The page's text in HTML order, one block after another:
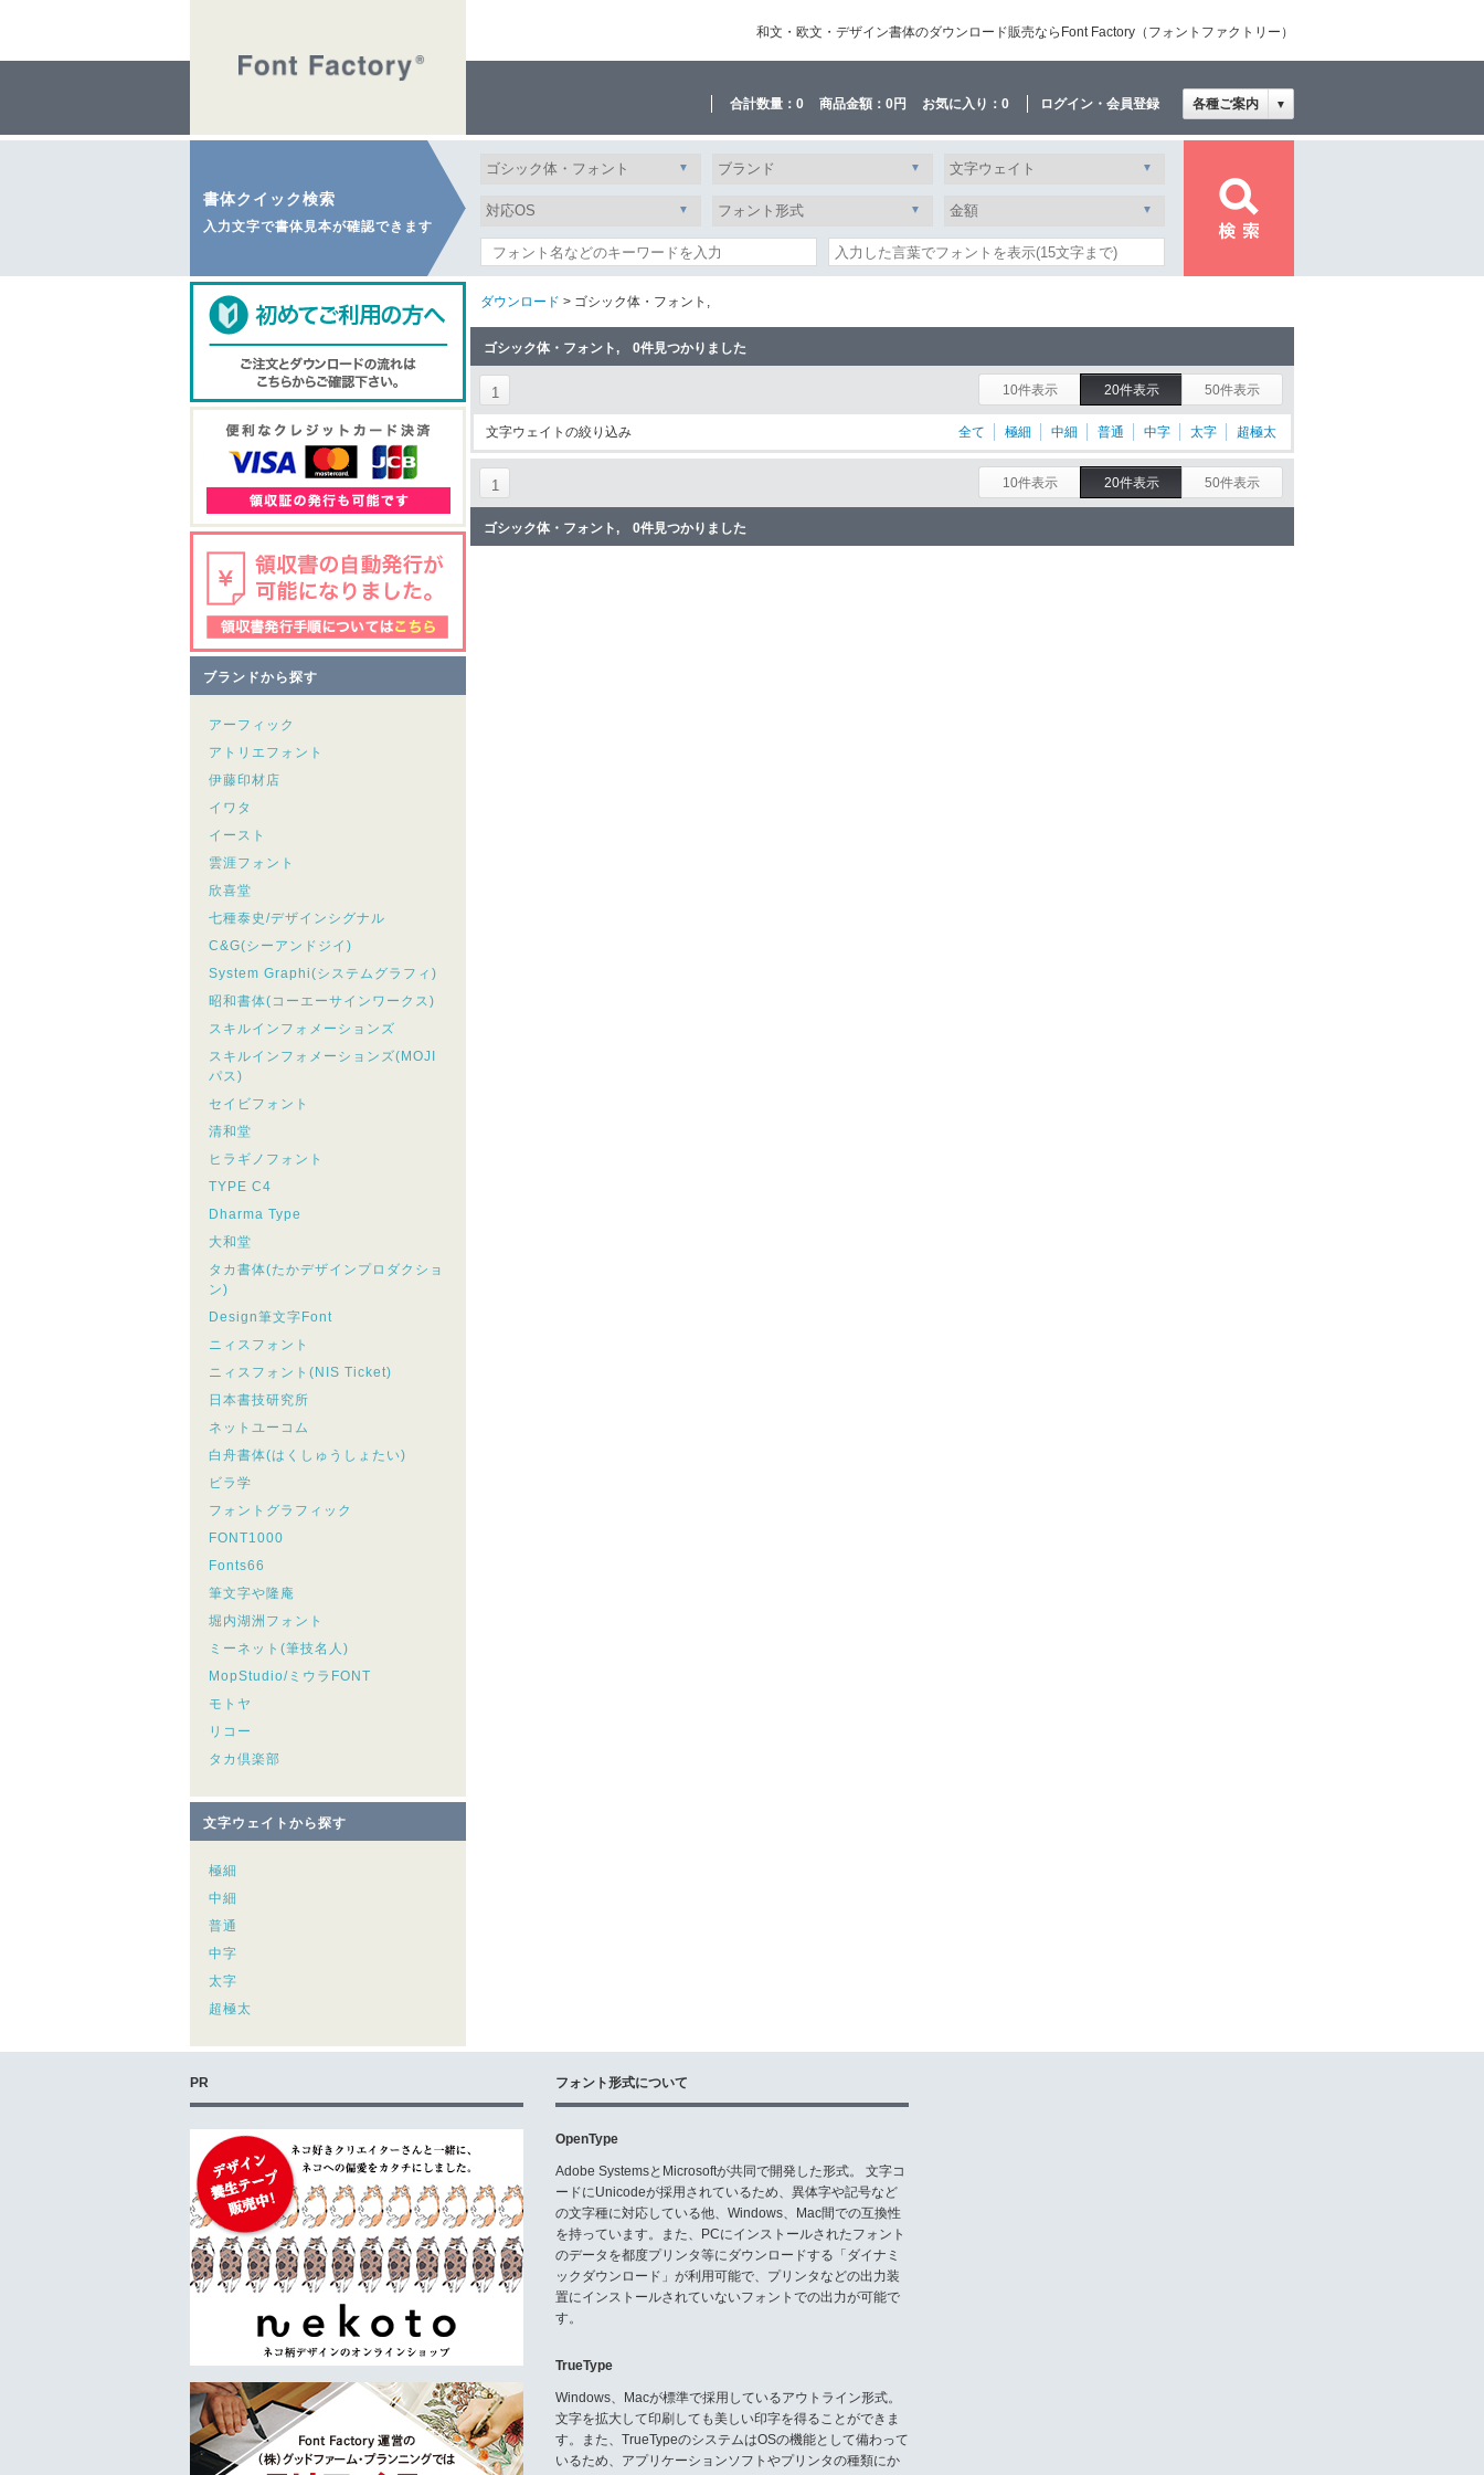
和文・欧文・デザイン書体のダウンロード販売ならFont Factory（フォントファクトリー）
合計数量： 0 商品金額： 0円 お気に入り： 0 ログイン・会員登録 各種ご案内 ▼
書体クイック検索
入力文字で書体見本が確認できます
ブランドから探す
アーフィック
アトリエフォント
伊藤印材店
イワタ
イースト
雲涯フォント
欣喜堂
七種泰史/デザインシグナル
C&G(シーアンドジイ)
System Graphi(システムグラフィ)
昭和書体(コーエーサインワークス)
スキルインフォメーションズ
スキルインフォメーションズ(MOJI
パス)
セイビフォント
清和堂
ヒラギノフォント
TYPE C4
Dharma Type
大和堂
タカ書体(たかデザインプロダクショ
ン)
Design筆文字Font
ニィスフォント
ニィスフォント(NIS Ticket)
日本書技研究所
ネットユーコム
白舟書体(はくしゅうしょたい)
ビラ学
フォントグラフィック
FONT1000
Fonts66
筆文字や隆庵
堀内湖洲フォント
ミーネット(筆技名人)
MopStudio/ミウラFONT
モトヤ
リコー
タカ倶楽部
文字ウェイトから探す
極細
中細
普通
中字
太字
超極太
ダウンロード > ゴシック体・フォント,
ゴシック体・フォント, 0件見つかりました
1 10件表示 20件表示 50件表示
文字ウェイトの絞り込み 全て 極細 中細 普通 中字 太字 超極太
1 10件表示 20件表示 50件表示
ゴシック体・フォント, 0件見つかりました
PR フォント形式について
OpenType
Adobe SystemsとMicrosoftが共同で開発した形式。 文字コ
ードにUnicodeが採用されているため、異体字や記号など
の文字種に対応している他、Windows、Mac間での互換性
を持っています。また、PCにインストールされたフォント
のデータを都度プリンタ等にダウンロードする「ダイナミ
ックダウンロード」が利用可能で、プリンタなどの出力装
置にインストールされていないフォントでの出力が可能で
す。
TrueType
Windows、Macが標準で採用しているアウトライン形式。
文字を拡大して印刷しても美しい印字を得ることができま
す。また、TrueTypeのシステムはOSの機能として備わって
いるため、アプリケーションソフトやプリンタの種類にか